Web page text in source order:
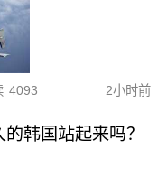
4093 2小时前
韩国站起来吗？